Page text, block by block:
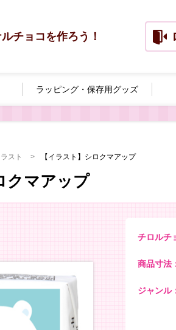
チョコを作ろう！
ラッピング・ 保存用グッズ
スト 【イラスト】シロクマアップ
クマアップ
チロル
商品寸法
ジャンル